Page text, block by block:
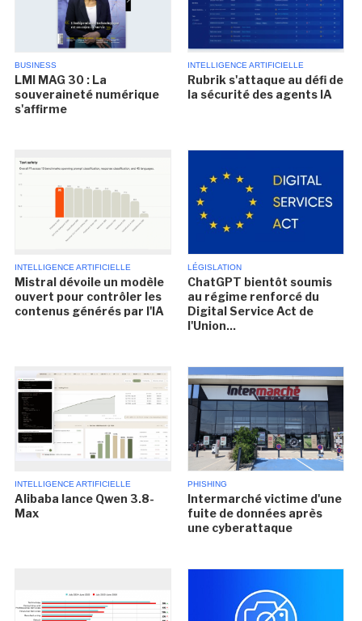
BUSINESS
LMI MAG 30 : La
souveraineté numérique
s'affirme
INTELLIGENCE ARTIFICIELLE
Rubrik s'attaque au défi de
la sécurité des agents IA
INTELLIGENCE ARTIFICIELLE
Mistral dévoile un modèle
ouvert pour contrôler les
contenus générés par l'IA
LÉGISLATION
ChatGPT bientôt soumis
au régime renforcé du
Digital Service Act de
l'Union...
INTELLIGENCE ARTIFICIELLE
Alibaba lance Qwen 3.8-
Max
PHISHING
Intermarché victime d'une
fuite de données après
une cyberattaque